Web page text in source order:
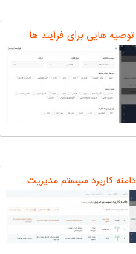
توصیه هایی برای فرآیند ها
دامنه کاربرد سیستم مدیریت